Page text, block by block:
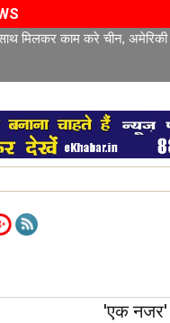
मिलकर काम करे चीन,
'एक नजर'